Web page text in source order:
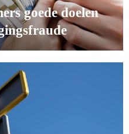
goede doelen